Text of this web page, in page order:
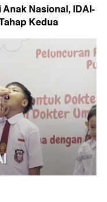
Nasional, IDAI-
Kedua